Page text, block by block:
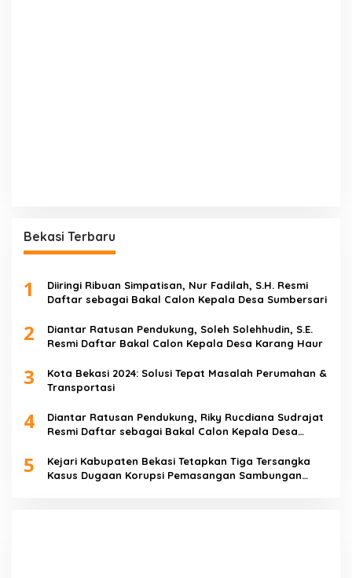
Bekasi Terbaru
1
Diiringi Ribuan Simpatisan, Nur Fadilah, S.H. Resmi
Daftar sebagai Bakal Calon Kepala Desa Sumbersari
2
Diantar Ratusan Pendukung, Soleh Solehhudin, S.E.
Resmi Daftar Bakal Calon Kepala Desa Karang Haur
3
Kota Bekasi 2024: Solusi Tepat Masalah Perumahan &
Transportasi
4
Diantar Ratusan Pendukung, Riky Rucdiana Sudrajat
Resmi Daftar sebagai Bakal Calon Kepala Desa
5
Kejari Kabupaten Bekasi Tetapkan Tiga Tersangka
Kasus Dugaan Korupsi Pemasangan Sambungan